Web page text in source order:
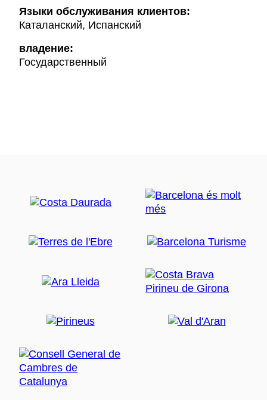
Языки обслуживания клиентов:
Каталанский, Испанский
владение:
Государственный